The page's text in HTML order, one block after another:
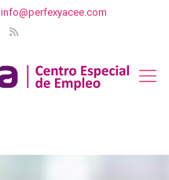
info@perfexyacee.com